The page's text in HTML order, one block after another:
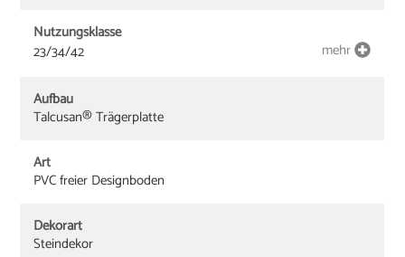
Nutzungsklasse
23/34/42
mehr
Aufbau
Talcusan® Trägerplatte
Art
PVC freier Designboden
Dekorart
Steindekor